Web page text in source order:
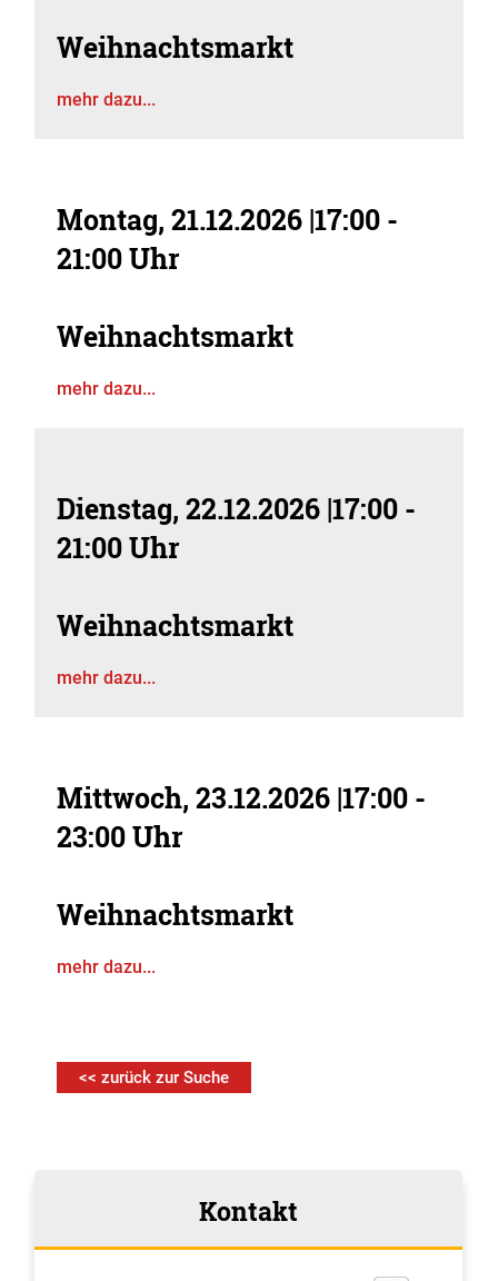
Weihnachtsmarkt
mehr dazu...
Montag, 21.12.2026 |17:00 -
21:00 Uhr
Weihnachtsmarkt
mehr dazu...
Dienstag, 22.12.2026 |17:00 -
21:00 Uhr
Weihnachtsmarkt
mehr dazu...
Mittwoch, 23.12.2026 |17:00 -
23:00 Uhr
Weihnachtsmarkt
mehr dazu...
<< zurück zur Suche
Kontakt